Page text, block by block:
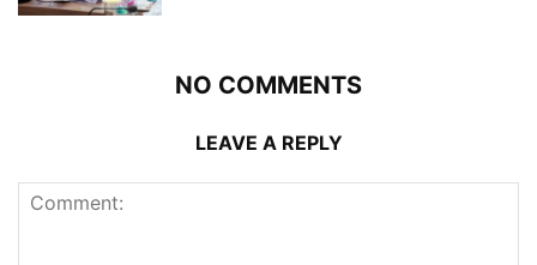
NO COMMENTS
LEAVE A REPLY